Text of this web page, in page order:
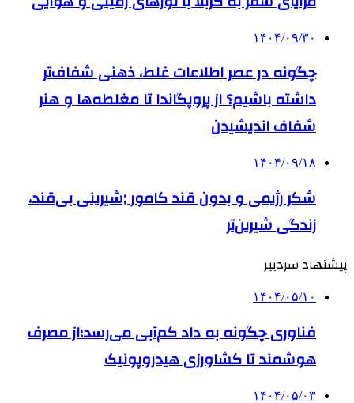
۱۴۰۴/۰۹/۳۰
چگونه در عصر اطلاعات غلط، ذهنی شفاف‌تر
داشته باشیم؟ از پروپگاندا تا مغلطه‌ها و هنر
شفاف اندیشیدن
۱۴۰۴/۰۹/۱۸
شکر رژیمی و بدون قند کامور ;شیرینی بی‌قند،
زندگی شیرین‌تر
پیشنهاد سردبیر
۱۴۰۴/۰۵/۱۰
فناوری چگونه به داد کم‌آبی می‌رسد؛از مصرف
هوشمند تا کشاورزی هیدروپونیک
۱۴۰۴/۰۵/۰۳